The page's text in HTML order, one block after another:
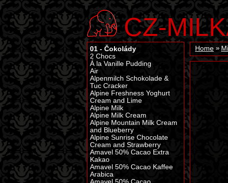
CZ-
Home
01 - Čokolády
2 Chocs
Á la Vanille Pudding
Air
Alpenmilch Schokolade &
Tuc Cracker
Alpine Freshness Yoghurt
Cream and Lime
Alpine Milk
Alpine Milk Cream
Alpine Mountain Milk Cream
and Blueberry
Alpine Sunrise Chocolate
Cream and Strawberry
Amavel 50% Cacao Extra
Kakao
Amavel 50% Cacao Kaffee
Arabica